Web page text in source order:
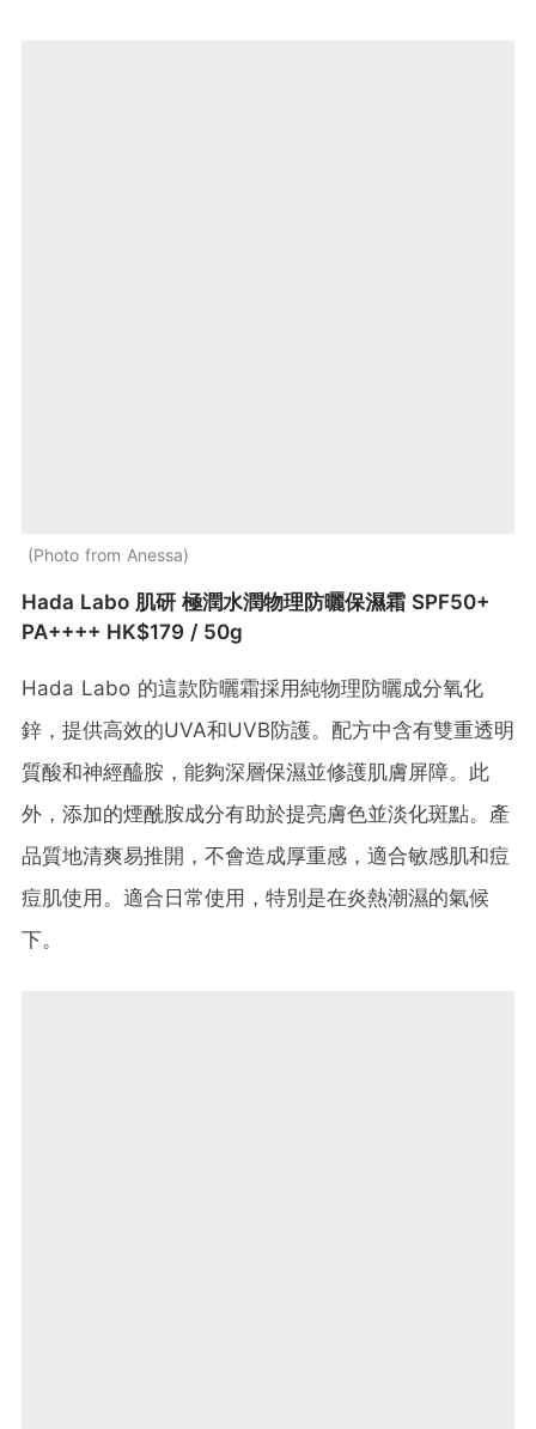
Photo from Anessa
Hada Labo 肌研 極潤水潤物理防曬保濕霜 SPF50+
PA++++ HK$179 / 50g
Hada Labo 的這款防曬霜採用純物理防曬成分氧化
鋅，提供高效的UVA和UVB防護。​配方中含有雙重透明
質酸和神經醯胺，能夠深層保濕並修護肌膚屏障。​此
外，添加的煙酰胺成分有助於提亮膚色並淡化斑點。​產
品質地清爽易推開，不會造成厚重感，適合敏感肌和痘
痘肌使用。​適合日常使用，特別是在炎熱潮濕的氣候
下。​